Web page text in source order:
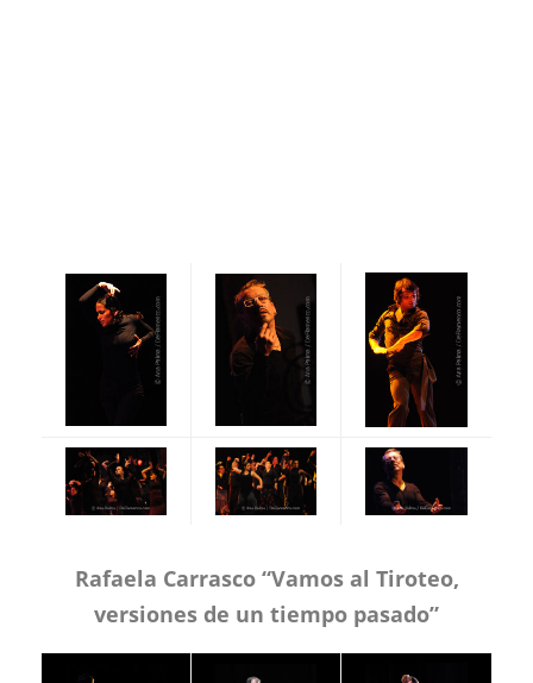
Rafaela Carrasco “Vamos al Tiroteo,
versiones de un tiempo pasado”